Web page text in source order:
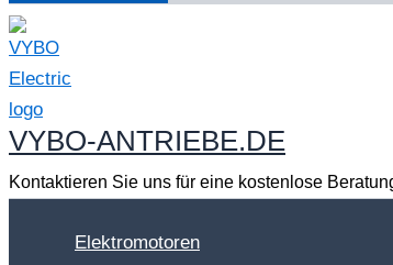
VYBO-ANTRIEBE.DE
Kontaktieren Sie uns für eine kostenlose
Elektromotoren